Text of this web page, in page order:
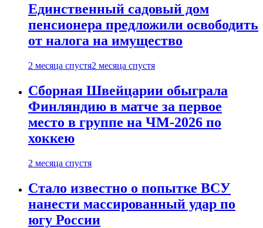
Единственный садовый дом
пенсионера предложили освободить
от налога на имущество
2 месяца спустя2 месяца спустя
Сборная Швейцарии обыграла
Финляндию в матче за первое
место в группе на ЧМ-2026 по
хоккею
2 месяца спустя
Стало известно о попытке ВСУ
нанести массированный удар по
югу России